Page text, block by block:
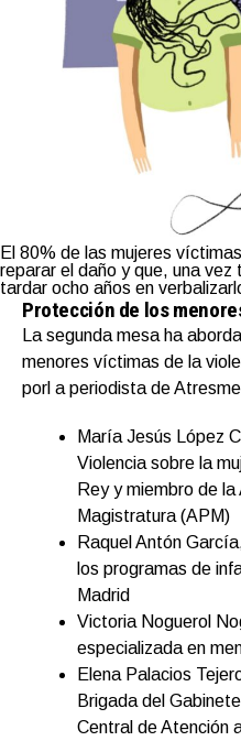
El 80% de las mujeres
reparar el daño y que, una
tardar ocho años en
Protección de los
La segunda mesa ha
menores víctimas de la
porl a periodista de
María Jesús López
Violencia sobre la
Rey y miembro de
Magistratura (APM)
Raquel Antón
los programas de
Madrid
Victoria Noguerol
especializada en
Elena Palacios
Brigada del
Central de Atención